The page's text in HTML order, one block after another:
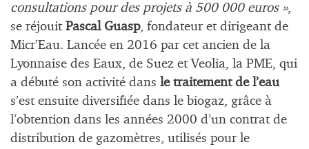
consultations pour des projets à 500 000 euros »,
se réjouitPascal Guasp, fondateur et dirigeant de
Micr’Eau. Lancée en 2016 par cet ancien de la
Lyonnaise des Eaux, de Suez et Veolia, la PME, qui
a débuté son activité dans le traitement de l’eau
s’est ensuite diversifiée dans le biogaz, grâce à
l’obtention dans les années 2000 d’un contrat de
distribution de gazomètres, utilisés pour le